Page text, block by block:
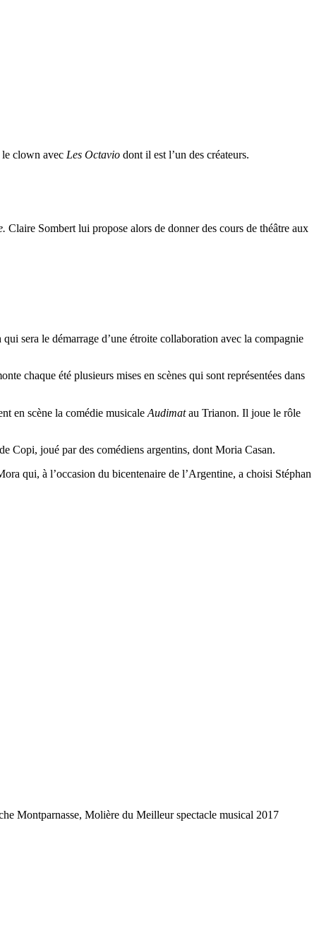
clown avec Les Octavio dont il est l’un des créateurs.
Claire Sombert lui propose alors de donner des cours de théâtre aux
sera le démarrage d’une étroite collaboration avec la compagnie
chaque été plusieurs mises en scènes qui sont représentées dans
en scène la comédie musicale Audimatau Trianon. Il joue le rôle
de Copi, joué par des comédiens argentins, dont Moria Casan.
qui, à l’occasion du bicentenaire de l’Argentine, a choisi Stéphan
Montparnasse, Molière du Meilleur spectacle musical 2017